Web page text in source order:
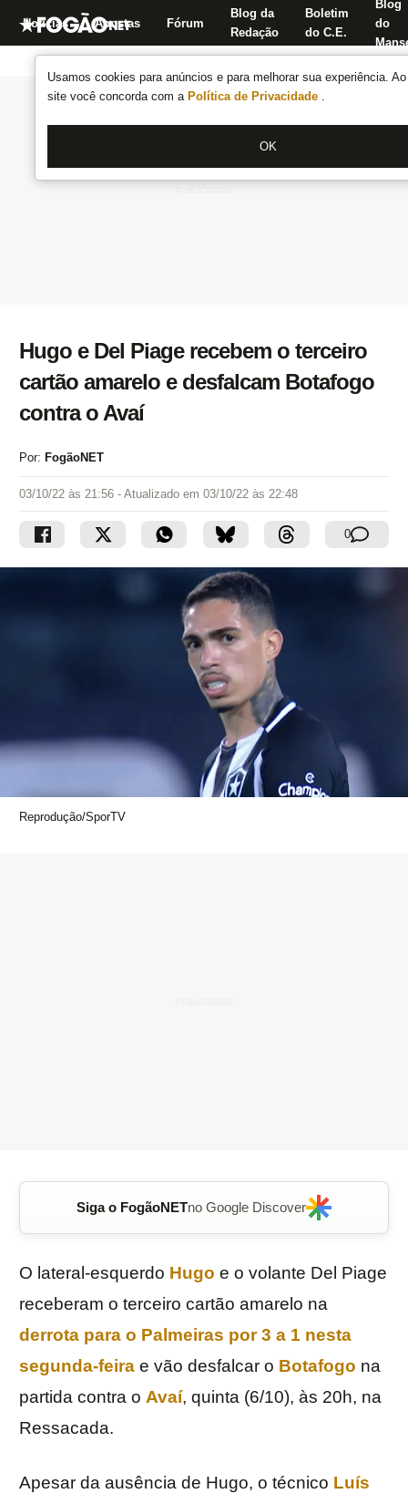
Usamos cookies para anúncios e para melhorar sua experiência.
site você concorda com a Política de Privacidade .
OK
Notícias Apostas Fórum
Blog da
Redação
Boletim
do C.E.
Blog
do
Hugo e Del Piage recebem o terceiro
cartão amarelo e desfalcam Botafogo
contra o Avaí
Por: FogãoNET
03/10/22 às 21:56 - Atualizado em 03/10/22 às 22:48
0
Reprodução/SporTV
Siga o FogãoNETno Google Discover
O lateral-esquerdo Hugo e o volante Del Piage
receberam o terceiro cartão amarelo na
derrota para o Palmeiras por 3 a 1 nesta
segunda-feira e vão desfalcar o Botafogo na
partida contra o Avaí, quinta (6/10), às 20h, na
Ressacada.
Apesar da ausência de Hugo, o técnico Luís